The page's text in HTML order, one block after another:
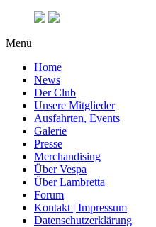
Menü
Home
News
Der Club
Unsere Mitglieder
Ausfahrten, Events
Galerie
Presse
Merchandising
Über Vespa
Über Lambretta
Forum
Kontakt | Impressum
Datenschutzerklärung